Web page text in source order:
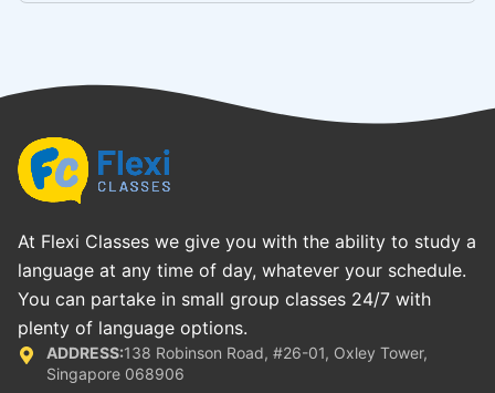
At Flexi Classes we give you with the ability to study a
language at any time of day, whatever your schedule.
You can partake in small group classes 24/7 with
plenty of language options.
ADDRESS:138 Robinson Road, #26-01, Oxley Tower,
Singapore 068906